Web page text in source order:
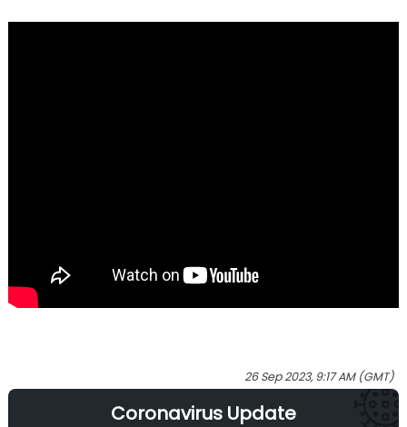
26 Sep 2023, 9:17 AM (GMT)
Coronavirus Update